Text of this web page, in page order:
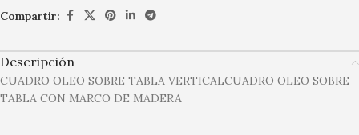
Compartir:
Descripción
CUADRO OLEO SOBRE TABLA VERTICALCUADRO OLEO SOBRE
TABLA CON MARCO DE MADERA